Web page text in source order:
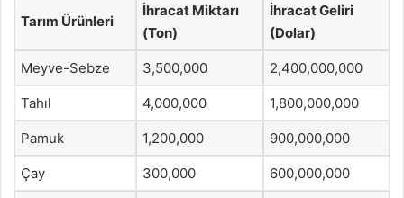
Tarım Ürünleri
İhracat Miktarı
(Ton)
İhracat Geliri
(Dolar)
Meyve-Sebze 3,500,000 2,400,000,000
Tahıl 4,000,000 1,800,000,000
Pamuk 1,200,000 900,000,000
Çay 300,000 600,000,000